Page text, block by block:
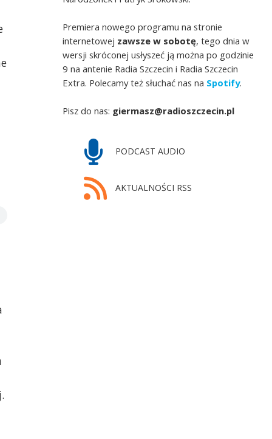
Premiera nowego programu na stronie
internetowej zawsze w sobotę, tego dnia w
wersji skróconej usłyszeć ją można po godzinie
9 na antenie Radia Szczecin i Radia Szczecin
Extra. Polecamy też słuchać nas na Spotify.
Pisz do nas: giermasz@radioszczecin.pl
PODCAST AUDIO
AKTUALNOŚCI RSS